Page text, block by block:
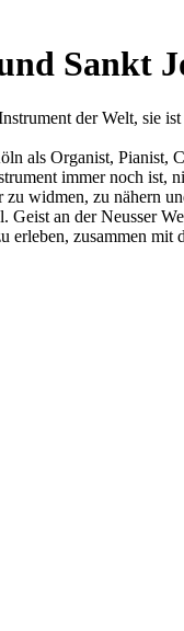
Sankt
der Welt, sie
als Organist,
immer noch ist,
widmen, zu nähern
an der Neusser
zusammen mit